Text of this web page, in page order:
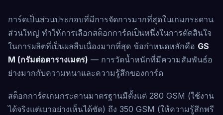
การ์ดเป็นส่วนประกอบที่มีการจัดการมากที่สุดในเกมกระดาน
ส่วนใหญ่ ทำให้การเลือกสต็อกการ์ดเป็นหนึ่งในการตัดสินใจ
ในการผลิตที่เป็นผลสืบเนื่องมากที่สุด ข้อกำหนดหลักคือ GS
M (กรัมต่อตารางเมตร) — การวัดน้ำหนักที่มีความสัมพันธ์อ
ย่างมากกับความหนาและความรู้สึกของการ์ด
สต็อกการ์ดเกมกระดานมาตรฐานมีตั้งแต่ 280 GSM (ใช้งาน
ได้จริงแต่เบาอย่างเห็นได้ชัด) ถึง 350 GSM (ให้ความรู้สึกพรี